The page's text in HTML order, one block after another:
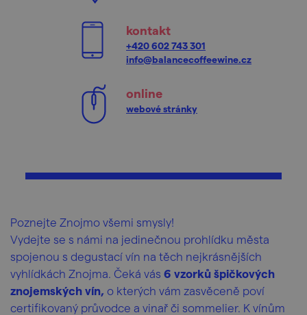
kontakt
+420 602 743 301
info@balancecoffeewine.cz
online
webové stránky
Poznejte Znojmo všemi smysly!
Vydejte se s námi na jedinečnou prohlídku města
spojenou s degustací vín na těch nejkrásnějších
vyhlídkách Znojma. Čeká vás 6 vzorků špičkových
znojemských vín, o kterých vám zasvěceně poví
certifikovaný průvodce a vinař či sommelier. K vínům